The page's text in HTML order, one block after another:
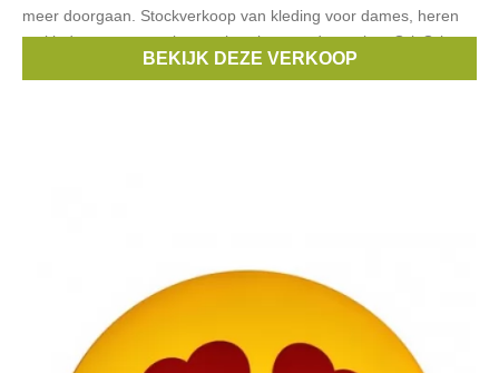
meer doorgaan. Stockverkoop van kleding voor dames, heren
en kinderen, accessoires en juwelen van de merken GrisGris,
Harvest Club, Tenue PréféréeBEKIJK DEZE VERKOOP